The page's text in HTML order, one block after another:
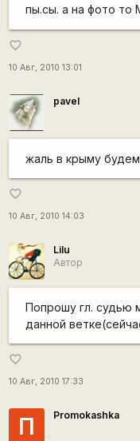
пы.сы. а на фото то
favorite_border
10 Авг, 2010 13:01
pavel
жаль в крыму
favorite_border
10 Авг, 2010 14:03
Lilu
Автор
Попрошу гл. судью
данной
favorite_border
10 Авг, 2010 17:33
П Promokashka